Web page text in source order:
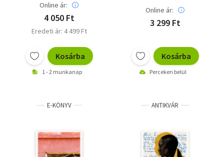
Online ár:
4 050 Ft
Eredeti ár: 4 499 Ft
Kosárba
1 - 2 munkanap
Online ár:
3 299 Ft
Kosárba
Perceken belül
E-KÖNYV ANTIKVÁR